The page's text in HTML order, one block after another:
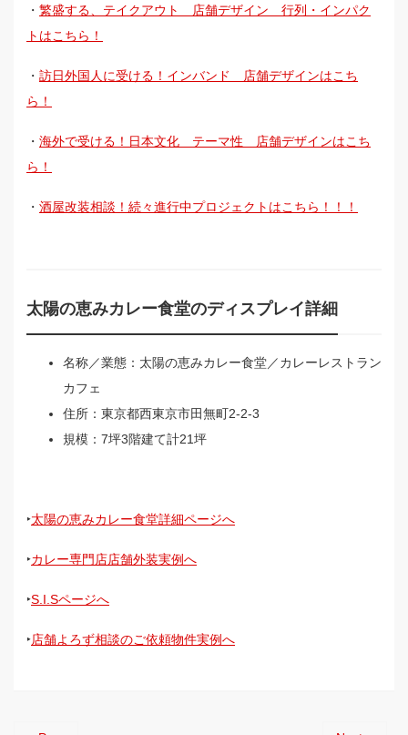
・ 繁盛する、テイクアウト 店舗デザイン 行列・インパク
トはこちら！
・ 訪日外国人に受ける！インバンド 店舗デザインはこち
ら！
・ 海外で受ける！日本文化 テーマ性 店舗デザインはこち
ら！
・ 酒屋改装相談！続々進行中プロジェクトはこちら！！！
太陽の恵みカレー食堂のディスプレイ詳細
名称／業態：太陽の恵みカレー食堂／カレーレストラン
カフェ
住所：東京都西東京市田無町2-2-3
規模：7坪3階建て計21坪
‣太陽の恵みカレー食堂詳細ページへ
‣カレー専門店店舗外装実例へ
‣S.I.Sページへ
‣店舗よろず相談のご依頼物件実例へ